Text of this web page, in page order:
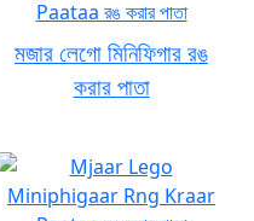
মজার লেগো মিনিফিগার রঙ
করার পাতা